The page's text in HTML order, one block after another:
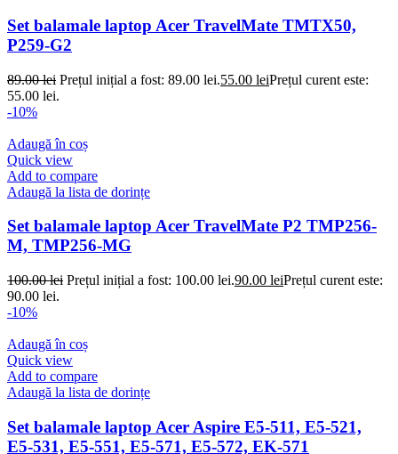
Set balamale laptop Acer TravelMate TMTX50,
P259-G2
89.00lei Prețul inițial a fost: 89.00 lei.55.00 leiPrețul curent este:
55.00 lei.
-10%
Adaugă în coș
Quick view
Add to compare
Adaugă la lista de dorințe
Set balamale laptop Acer TravelMate P2 TMP256-
M, TMP256-MG
100.00lei Prețul inițial a fost: 100.00 lei.90.00 leiPrețul curent este:
90.00 lei.
-10%
Adaugă în coș
Quick view
Add to compare
Adaugă la lista de dorințe
Set balamale laptop Acer Aspire E5-511, E5-521,
E5-531, E5-551, E5-571, E5-572, EK-571